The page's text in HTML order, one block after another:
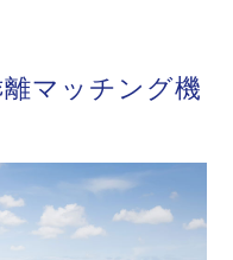
マッチング機